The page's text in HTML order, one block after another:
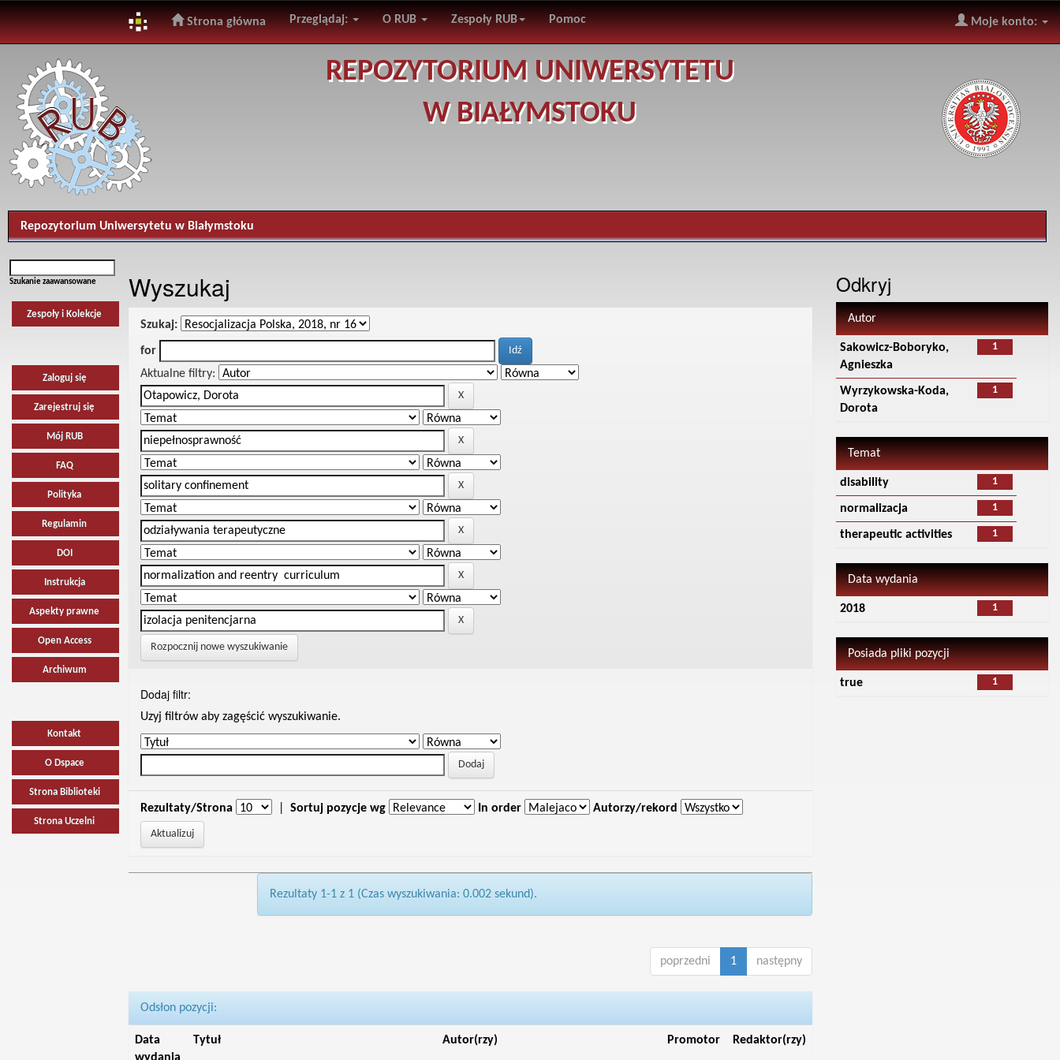
navigation
Strona główna Przeglądaj: O RUB Zespoły RUB Pomoc Moje konto:
REPOZYTORIUM UNIWERSYTETU
W BIAŁYMSTOKU
Repozytorium Uniwersytetu w Białymstoku
Szukanie zaawansowane
Zespoły i Kolekcje
Zaloguj się
Zarejestruj się
Mój RUB
FAQ
Polityka
Regulamin
DOI
Instrukcja
Aspekty prawne
Open Access
Archiwum
Kontakt
O Dspace
Strona Biblioteki
Strona Uczelni
Wyszukaj
Szukaj:
for
Aktualne filtry:
Rozpocznij nowe wyszukiwanie
Dodaj filtr:
Uzyj filtrów aby zagęścić wyszukiwanie.
Rezultaty/Strona Sortuj pozycje wg In order Autorzy/rekord
Rezultaty 1-1 z 1 (Czas wyszukiwania: 0.002 sekund).
poprzedni 1 następny
Odsłon pozycji:
Data
Tytuł Autor(rzy) Promotor Redaktor(rzy)
Odkryj
Autor
1
Sakowicz-Boboryko,
Agnieszka
1
Wyrzykowska-Koda,
Dorota
Temat
1
disability
1
normalizacja
1
therapeutic activities
Data wydania
1
2018
Posiada pliki pozycji
1
true